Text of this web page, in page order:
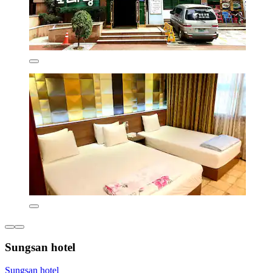
Sungsan hotel
Sungsan hotel